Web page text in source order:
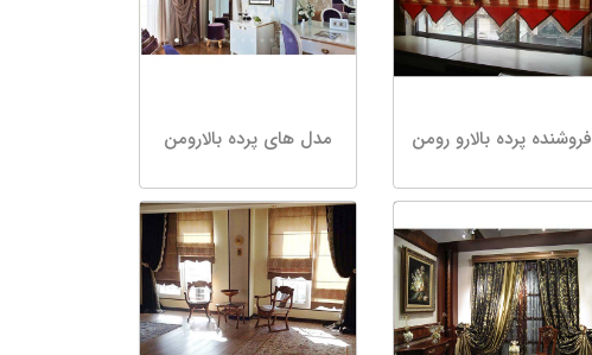
فروشنده پرده بالارو رومن مدل های پرده بالارومن